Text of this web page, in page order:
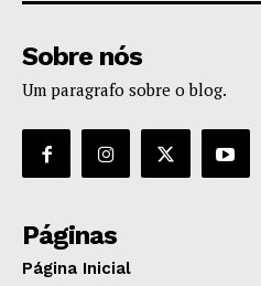
Sobre nós
Um paragrafo sobre o blog.
Páginas
Página Inicial